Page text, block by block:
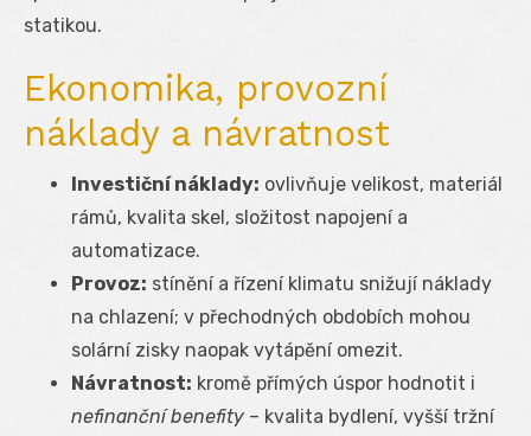
statikou.
Ekonomika, provozní
náklady a návratnost
Investiční náklady: ovlivňuje velikost, materiál
rámů, kvalita skel, složitost napojení a
automatizace.
Provoz: stínění a řízení klimatu snižují náklady
na chlazení; v přechodných obdobích mohou
solární zisky naopak vytápění omezit.
Návratnost: kromě přímých úspor hodnotit i
nefinanční benefity – kvalita bydlení, vyšší tržní